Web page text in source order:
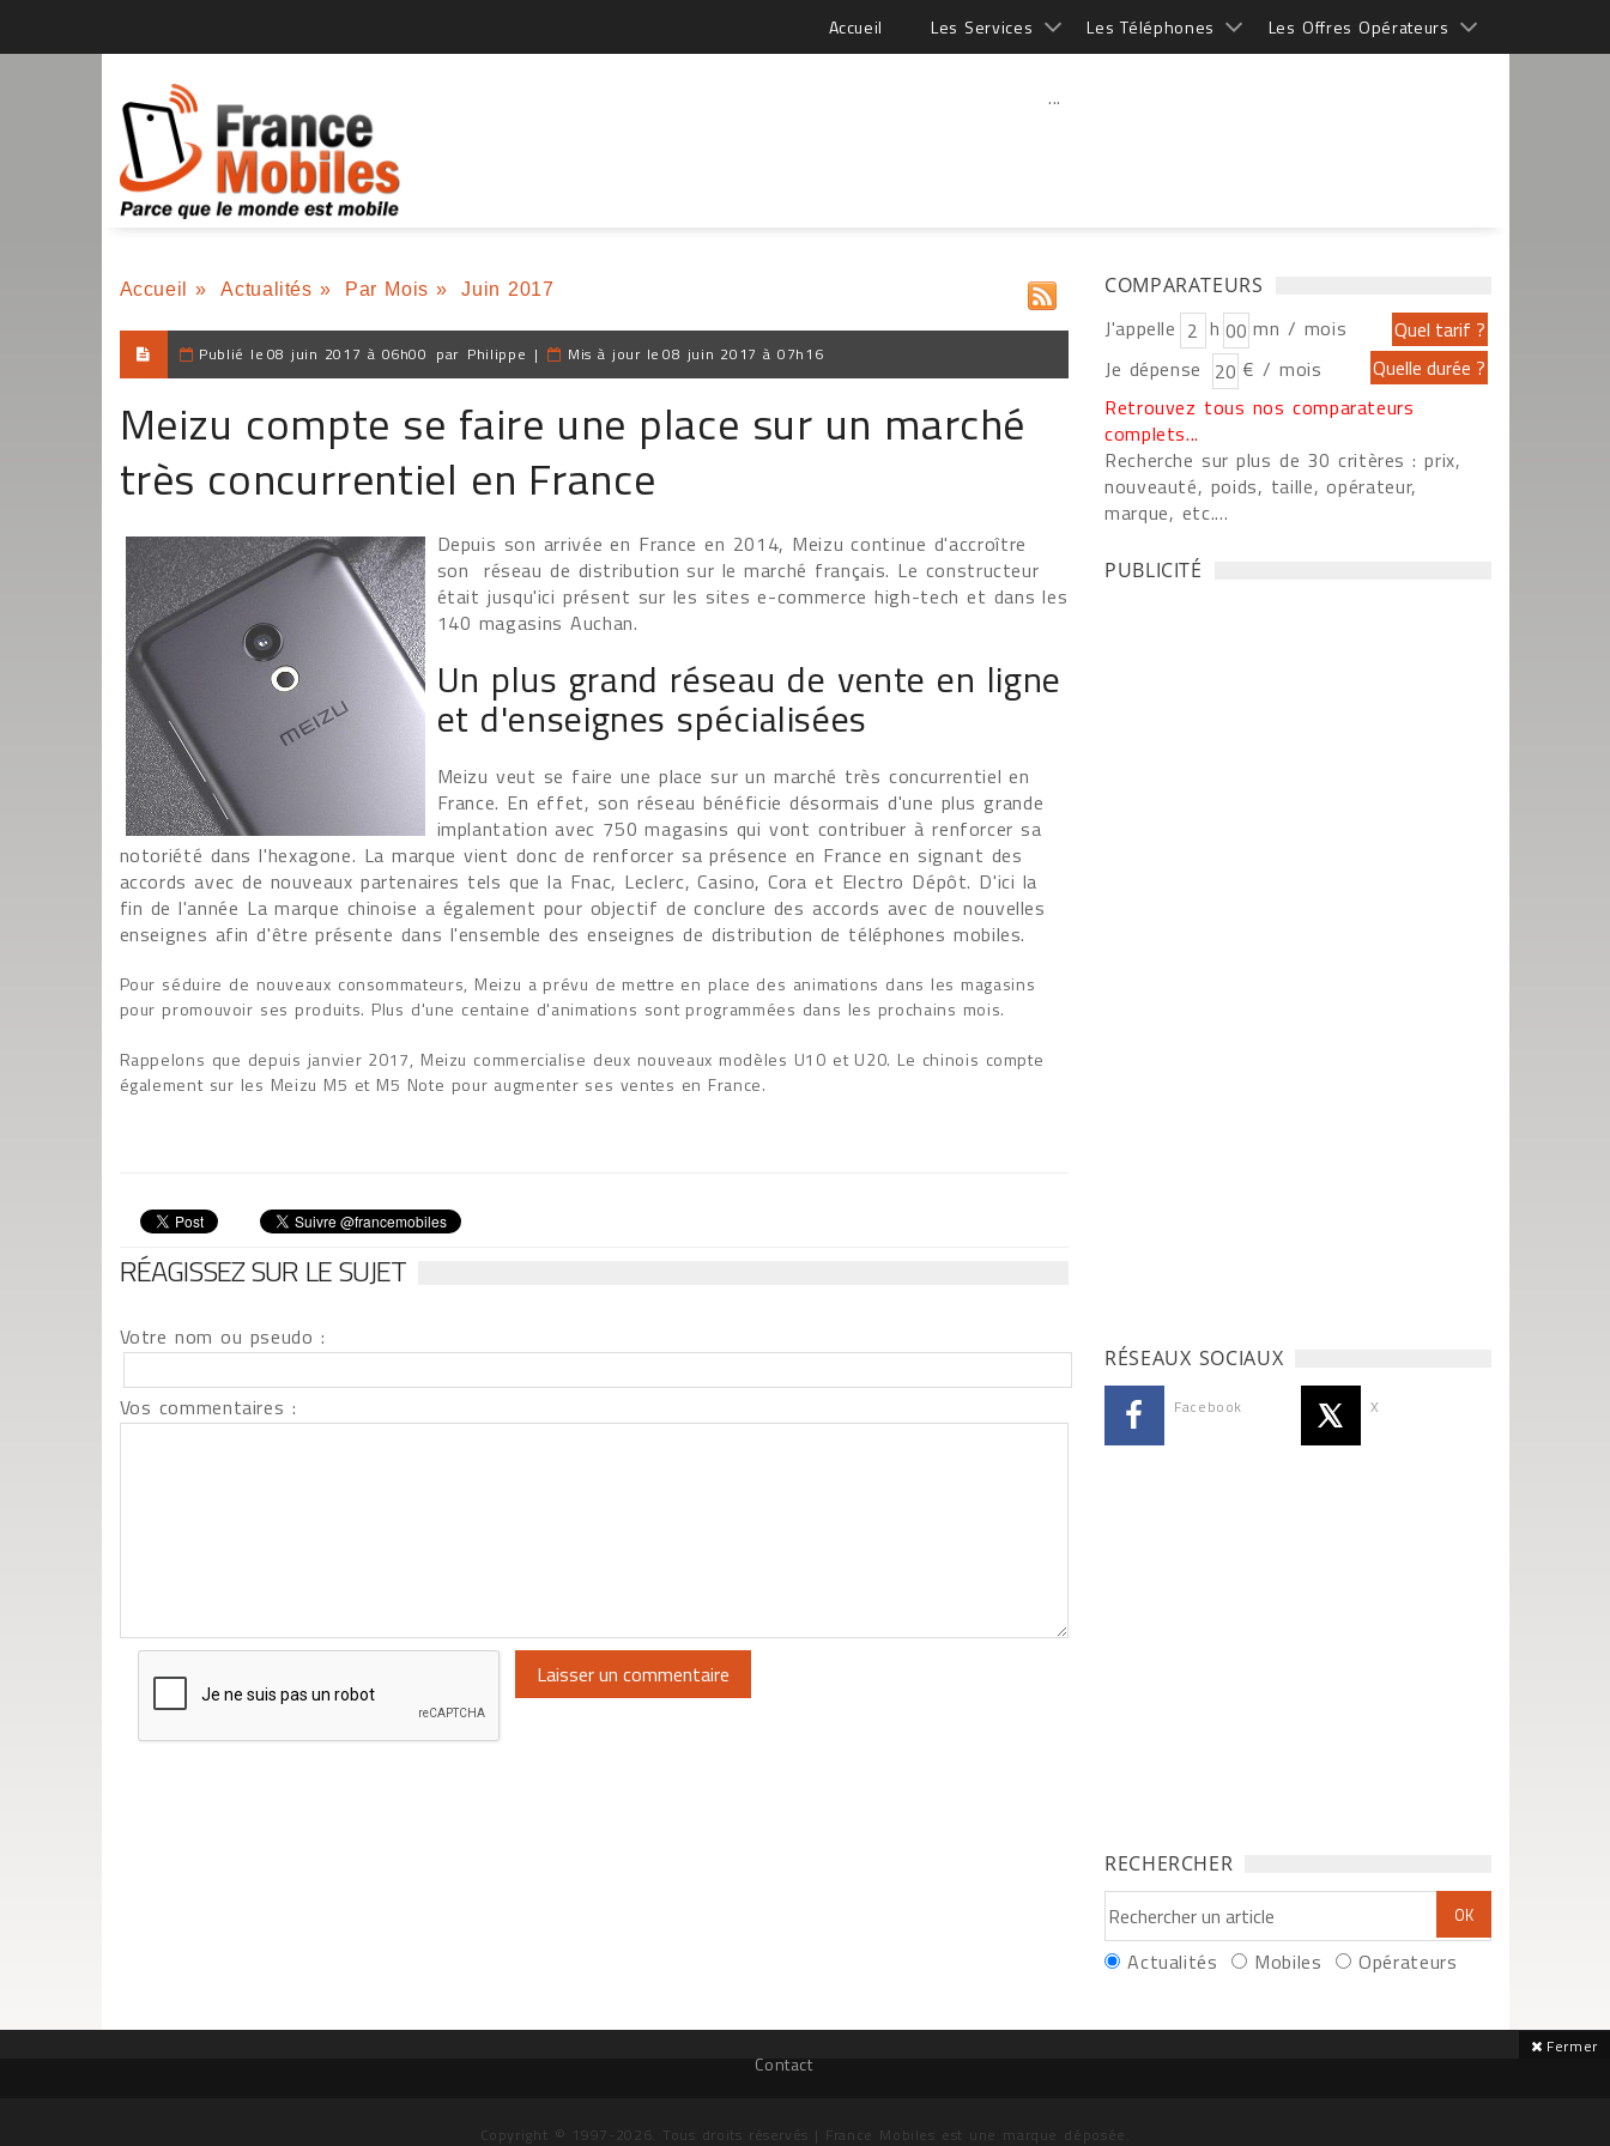
Accueil Les Services Les Téléphones Les Offres Opérateurs
...
Accueil » Actualités » Par Mois » Juin 2017
Publié le 08 juin 2017 à 06h00 par Philippe | Mis à jour le 08 juin 2017 à 07h16
Meizu compte se faire une place sur un marché
très concurrentiel en France
Depuis son arrivée en France en 2014, Meizu continue d'accroître
son réseau de distribution sur le marché français. Le constructeur
était jusqu'ici présent sur les sites e-commerce high-tech et dans les
140 magasins Auchan.
Un plus grand réseau de vente en ligne
et d'enseignes spécialisées
Meizu veut se faire une place sur un marché très concurrentiel en
France. En effet, son réseau bénéficie désormais d'une plus grande
implantation avec 750 magasins qui vont contribuer à renforcer sa
notoriété dans l'hexagone. La marque vient donc de renforcer sa présence en France en signant des
accords avec de nouveaux partenaires tels que la Fnac, Leclerc, Casino, Cora et Electro Dépôt. D'ici la
fin de l'année La marque chinoise a également pour objectif de conclure des accords avec de nouvelles
enseignes afin d'être présente dans l'ensemble des enseignes de distribution de téléphones mobiles.
Pour séduire de nouveaux consommateurs, Meizu a prévu de mettre en place des animations dans les magasins
pour promouvoir ses produits. Plus d'une centaine d'animations sont programmées dans les prochains mois.
Rappelons que depuis janvier 2017, Meizu commercialise deux nouveaux modèles U10 et U20. Le chinois compte
également sur les Meizu M5 et M5 Note pour augmenter ses ventes en France.
RÉAGISSEZ SUR LE SUJET
Votre nom ou pseudo :
Vos commentaires :
COMPARATEURS
J'appelle h
mn / mois
Je dépense
€ / mois
Retrouvez tous nos comparateurs
complets...
Recherche sur plus de 30 critères : prix,
nouveauté, poids, taille, opérateur,
marque, etc....
PUBLICITÉ
RÉSEAUX SOCIAUX
Facebook X
RECHERCHER
Actualités Mobiles Opérateurs
Contact
Copyright © 1997-2026. Tous droits réservés | France Mobiles est une marque déposée.
Fermer